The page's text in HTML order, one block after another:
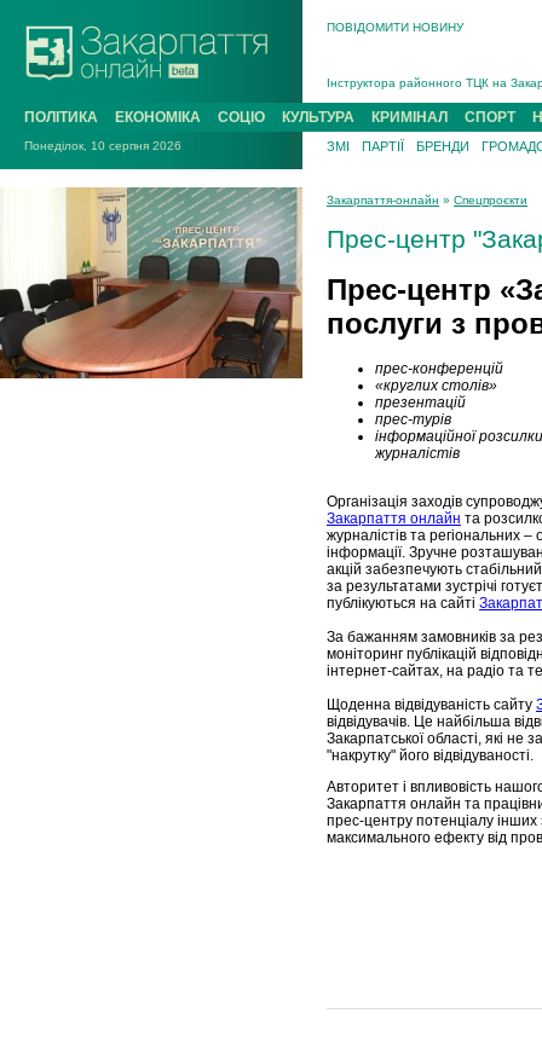
ПОВІДОМИТИ НОВИНУ
Інструктора районного ТЦК на
В Ужгороді попрощаються із
В Ужгороді 5 серпня
Підтвердили загибель захисника
На війні загинув 26-річний
ПОЛІТИКА ЕКОНОМІКА СОЦІО КУЛЬТУРА КРИМІНАЛ СПОРТ
Понеділок, 10 серпня 2026 ЗМІ ПАРТІЇ БРЕНДИ
Закарпаття-онлайн » Спецпроєкти
Прес-центр
Прес-центр
послуги з
прес-конференцій
«круглих столів»
презентацій
прес-турів
інформаційної
журналістів
Організація заходів
Закарпаття онлайн та
журналістів та регіональних
інформації. Зручне
акцій забезпечують
за результатами зустрічі
публікуються на сайті
За бажанням замовників за
моніторинг публікацій
інтернет-сайтах, на радіо та
Щоденна відвідуваність сайту
відвідувачів. Це найбільша
Закарпатської області, які не
"накрутку" його відвідуваності.
Авторитет і впливовість
Закарпаття онлайн та
прес-центру потенціалу
максимального ефекту від